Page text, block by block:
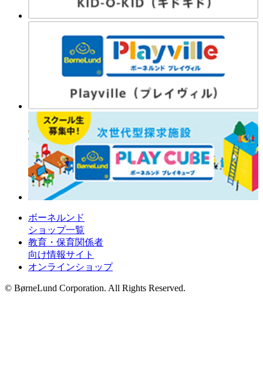
ボーネルンド
ショップ一覧
教育・保育関係者
向け情報サイト
オンラインショップ
© BørneLund Corporation. All Rights Reserved.